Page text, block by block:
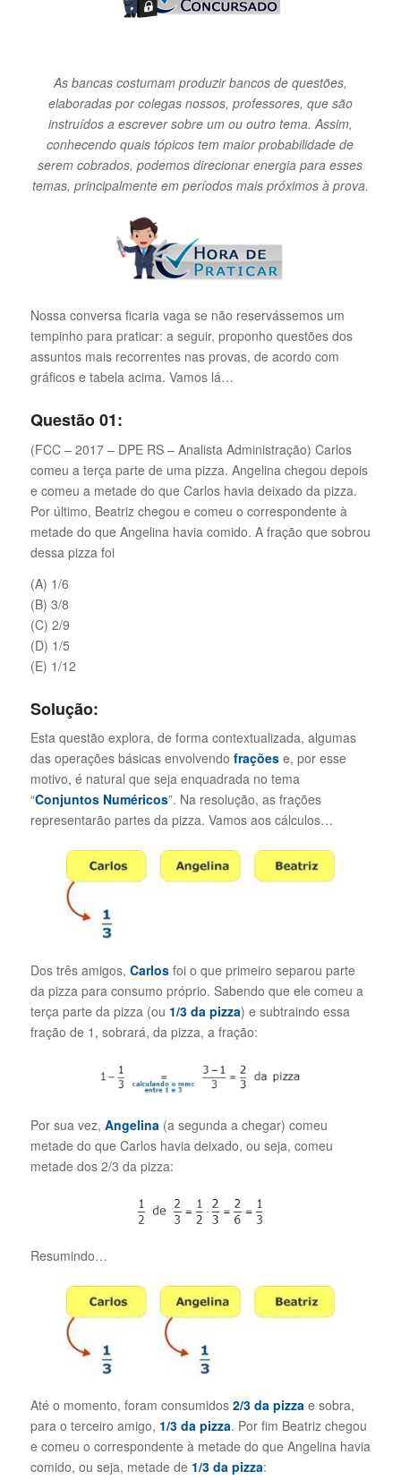
As bancas costumam produzir bancos de questões,
elaboradas por colegas nossos, professores, que são
instruídos a escrever sobre um ou outro tema. Assim,
conhecendo quais tópicos tem maior probabilidade de
serem cobrados, podemos direcionar energia para esses
temas, principalmente em períodos mais próximos à prova.
Nossa conversa ficaria vaga se não reservássemos um
tempinho para praticar: a seguir, proponho questões dos
assuntos mais recorrentes nas provas, de acordo com
gráficos e tabela acima. Vamos lá…
Questão 01:
(FCC – 2017 – DPE RS – Analista Administração) Carlos
comeu a terça parte de uma pizza. Angelina chegou depois
e comeu a metade do que Carlos havia deixado da pizza.
Por último, Beatriz chegou e comeu o correspondente à
metade do que Angelina havia comido. A fração que sobrou
dessa pizza foi
(A) 1/6
(B) 3/8
(C) 2/9
(D) 1/5
(E) 1/12
Solução:
Esta questão explora, de forma contextualizada, algumas
das operações básicas envolvendo frações e, por esse
motivo, é natural que seja enquadrada no tema
“Conjuntos Numéricos”. Na resolução, as frações
representarão partes da pizza. Vamos aos cálculos…
Dos três amigos, Carlosfoi o que primeiro separou parte
da pizza para consumo próprio. Sabendo que ele comeu a
terça parte da pizza (ou 1/3 da pizza) e subtraindo essa
fração de 1, sobrará, da pizza, a fração:
Por sua vez, Angelina(a segunda a chegar) comeu
metade do que Carlos havia deixado, ou seja, comeu
metade dos 2/3 da pizza:
Resumindo…
Até o momento, foram consumidos 2/3 da pizzae sobra,
para o terceiro amigo, 1/3 da pizza. Por fim Beatriz chegou
e comeu o correspondente à metade do que Angelina havia
comido, ou seja, metade de 1/3 da pizza: